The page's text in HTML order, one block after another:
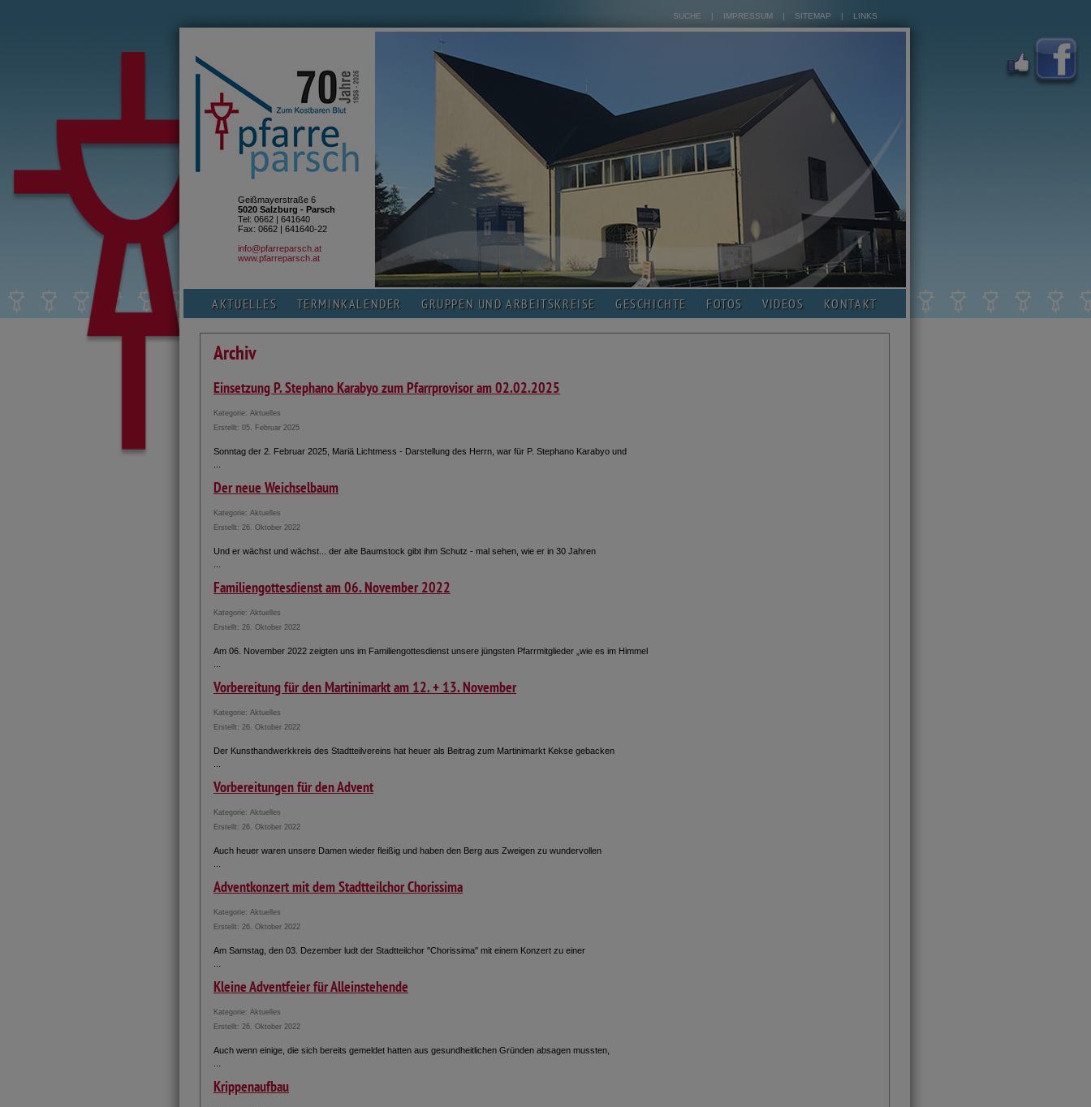
SUCHE | IMPRESSUM | SITEMAP | LINKS
Geißmayerstraße 6
5020 Salzburg - Parsch
Tel: 0662 | 641640
Fax: 0662 | 641640-22
info@pfarreparsch.at
www.pfarreparsch.at
AKTUELLES TERMINKALENDER GRUPPEN UND ARBEITSKREISE GESCHICHTE FOTOS VIDEOS KONTAKT
Archiv
Einsetzung P. Stephano Karabyo zum Pfarrprovisor am 02.02.2025
Kategorie: Aktuelles
Erstellt: 05. Februar 2025
Sonntag der 2. Februar 2025, Mariä Lichtmess - Darstellung des Herrn, war für P. Stephano Karabyo und
Der neue Weichselbaum
Kategorie: Aktuelles
Erstellt: 26. Oktober 2022
Und er wächst und wächst... der alte Baumstock gibt ihm Schutz - mal sehen, wie er in 30 Jahren
Familiengottesdienst am 06. November 2022
Kategorie: Aktuelles
Erstellt: 26. Oktober 2022
Am 06. November 2022 zeigten uns im Familiengottesdienst unsere jüngsten Pfarrmitglieder „wie es im Himmel
Vorbereitung für den Martinimarkt am 12. + 13. November
Kategorie: Aktuelles
Erstellt: 26. Oktober 2022
Der Kunsthandwerkkreis des Stadtteilvereins hat heuer als Beitrag zum Martinimarkt Kekse gebacken
Vorbereitungen für den Advent
Kategorie: Aktuelles
Erstellt: 26. Oktober 2022
Auch heuer waren unsere Damen wieder fleißig und haben den Berg aus Zweigen zu wundervollen
Adventkonzert mit dem Stadtteilchor Chorissima
Kategorie: Aktuelles
Erstellt: 26. Oktober 2022
Am Samstag, den 03. Dezember ludt der Stadtteilchor "Chorissima" mit einem Konzert zu einer
Kleine Adventfeier für Alleinstehende
Kategorie: Aktuelles
Erstellt: 26. Oktober 2022
Auch wenn einige, die sich bereits gemeldet hatten aus gesundheitlichen Gründen absagen mussten,
Krippenaufbau